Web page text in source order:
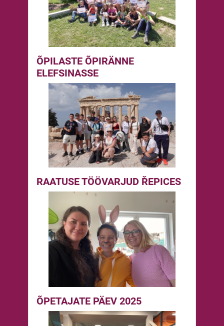
ÕPILASTE ÕPIRÄNNE
ELEFSINASSE
RAATUSE TÖÖVARJUD ŘEPICES
ÕPETAJATE PÄEV 2025